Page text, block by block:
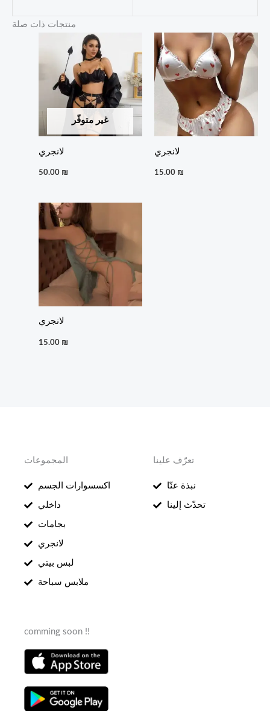
منتجات ذات صلة
غير متوفّر
لانجري
50.00 ₪
لانجري
15.00 ₪
لانجري
15.00 ₪
المجموعات
اكسسوارات الجسم
داخلي
بجامات
لانجري
لبس بيتي
ملابس سباحة
تعرّف علينا
نبذة عنّا
تحدّث إلينا
comming soon !!